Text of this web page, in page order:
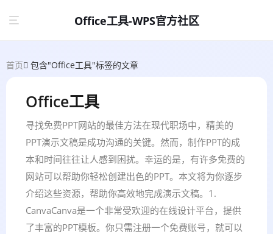
Office工具-WPS官方社区
首页 包含"Office工具"标签的文章
Office工具
寻找免费PPT网站的最佳方法在现代职场中，精美的
PPT演示文稿是成功沟通的关键。然而，制作PPT的成
本和时间往往让人感到困扰。幸运的是，有许多免费的
网站可以帮助你轻松创建出色的PPT。本文将为你逐步
介绍这些资源，帮助你高效地完成演示文稿。1.
CanvaCanva是一个非常受欢迎的在线设计平台，提供
了丰富的PPT模板。你只需注册一个免费账号，就可以